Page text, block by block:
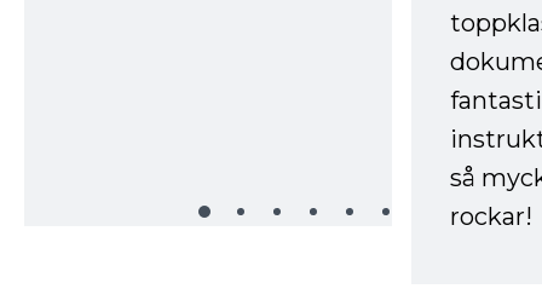
så
rockar!